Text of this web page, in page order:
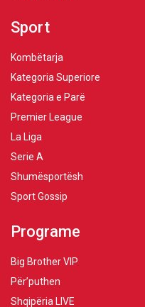
Sport
Kombëtarja
Kategoria Superiore
Kategoria e Parë
Premier League
La Liga
Serie A
Shumësportësh
Sport Gossip
Programe
Big Brother VIP
Për’puthen
Shqipëria LIVE